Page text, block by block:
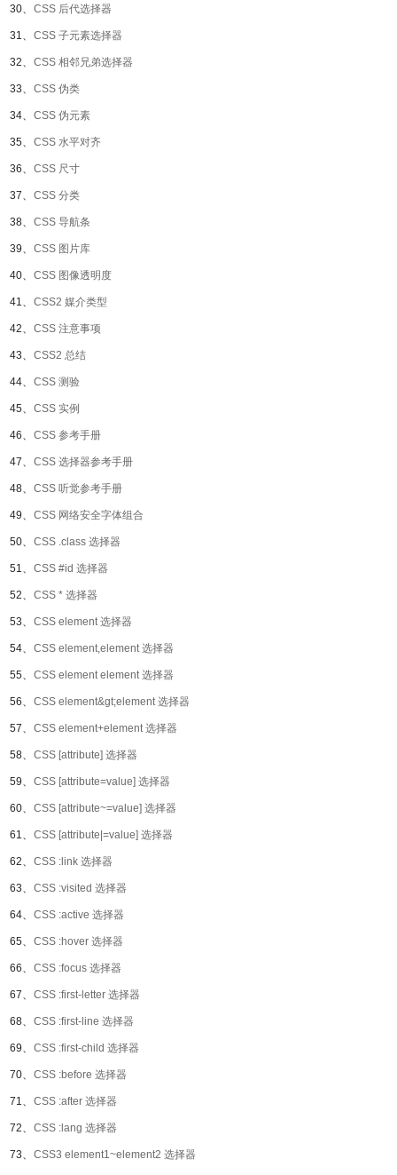
30、 CSS 后代选择器
31、 CSS 子元素选择器
32、 CSS 相邻兄弟选择器
33、 CSS 伪类
34、 CSS 伪元素
35、 CSS 水平对齐
36、 CSS 尺寸
37、 CSS 分类
38、 CSS 导航条
39、 CSS 图片库
40、 CSS 图像透明度
41、 CSS2 媒介类型
42、 CSS 注意事项
43、 CSS2 总结
44、 CSS 测验
45、 CSS 实例
46、 CSS 参考手册
47、 CSS 选择器参考手册
48、 CSS 听觉参考手册
49、 CSS 网络安全字体组合
50、 CSS .class 选择器
51、 CSS #id 选择器
52、 CSS * 选择器
53、 CSS element 选择器
54、 CSS element,element 选择器
55、 CSS element element 选择器
56、 CSS element&gt;element 选择器
57、 CSS element+element 选择器
58、 CSS [attribute] 选择器
59、 CSS [attribute=value] 选择器
60、 CSS [attribute~=value] 选择器
61、 CSS [attribute|=value] 选择器
62、 CSS :link 选择器
63、 CSS :visited 选择器
64、 CSS :active 选择器
65、 CSS :hover 选择器
66、 CSS :focus 选择器
67、 CSS :first-letter 选择器
68、 CSS :first-line 选择器
69、 CSS :first-child 选择器
70、 CSS :before 选择器
71、 CSS :after 选择器
72、 CSS :lang 选择器
73、 CSS3 element1~element2 选择器